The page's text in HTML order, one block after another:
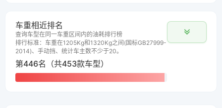
车重相近排名
查询车型在同一车重区间内的油耗排行榜
排行标准：车重在1205Kg和1320Kg之间(国标GB27999-
2014)、手动挡、统计车主数不少于20。
第446名（共453款车型）